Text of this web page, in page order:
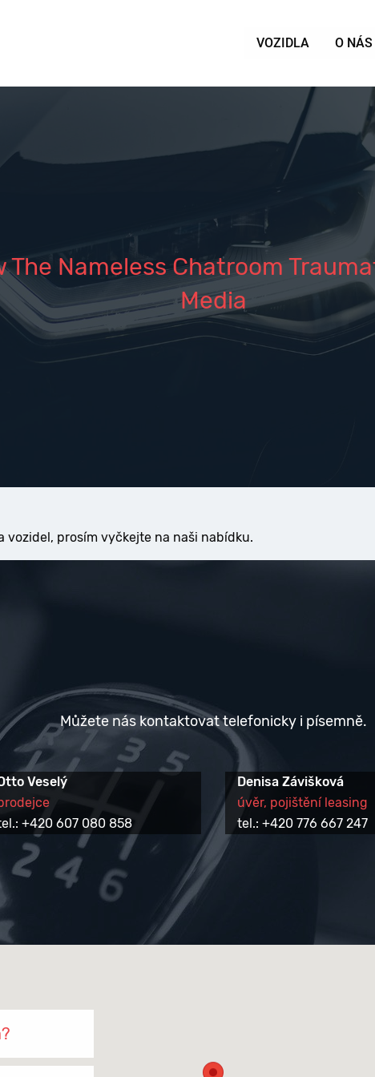
VOZIDLA O NÁS
The Nameless Chatroom
Media
prosím vyčkejte na naši nabídku.
Můžete nás kontaktovat telefonicky i písemně.
Veselý
+420 607 080 858
Denisa Závišková
úvěr, pojištění leasing
tel.: +420 776 667 247